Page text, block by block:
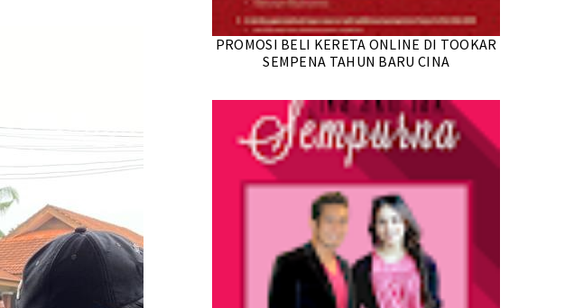
PROMOSI BELI KERETA ONLINE DI TOOKAR
SEMPENA TAHUN BARU CINA